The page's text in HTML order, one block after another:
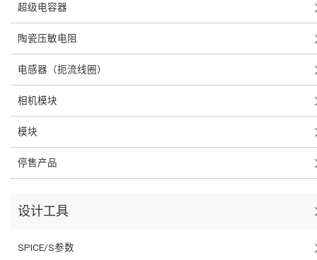
超级电容器
陶瓷压敏电阻
电感器（扼流线圈）
相机模块
模块
停售产品
设计工具
SPICE/S参数